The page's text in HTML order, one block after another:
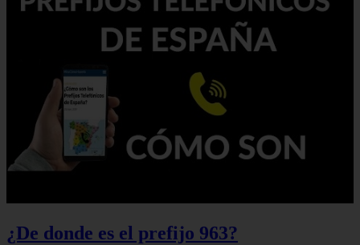
¿De donde es el prefijo 963?